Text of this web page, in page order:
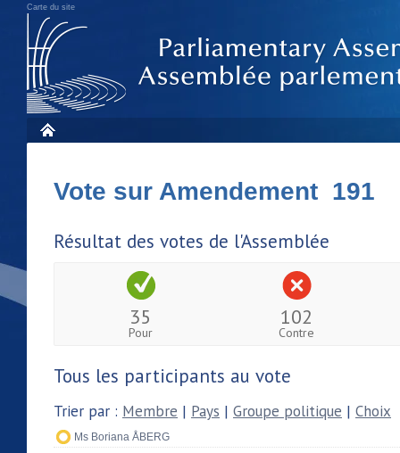
Carte du site
Vote sur Amendement 191
Résultat des votes de l'Assemblée
35
Pour
102
Contre
Tous les participants au vote
Trier par : Membre | Pays | Groupe politique | Choix
Ms Boriana ÅBERG